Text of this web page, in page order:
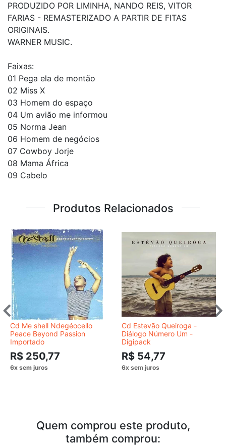
PRODUZIDO POR LIMINHA, NANDO REIS, VITOR
FARIAS - REMASTERIZADO A PARTIR DE FITAS
ORIGINAIS.
WARNER MUSIC.
Faixas:
01 Pega ela de montão
02 Miss X
03 Homem do espaço
04 Um avião me informou
05 Norma Jean
06 Homem de negócios
07 Cowboy Jorje
08 Mama África
09 Cabelo
Produtos Relacionados
Cd Me shell Ndegéocello
Peace Beyond Passion
Importado
R$ 250,77
Cd Estevão Queiroga -
Diálogo Número Um -
Digipack
R$ 54,77
Quem comprou este produto,
também comprou: